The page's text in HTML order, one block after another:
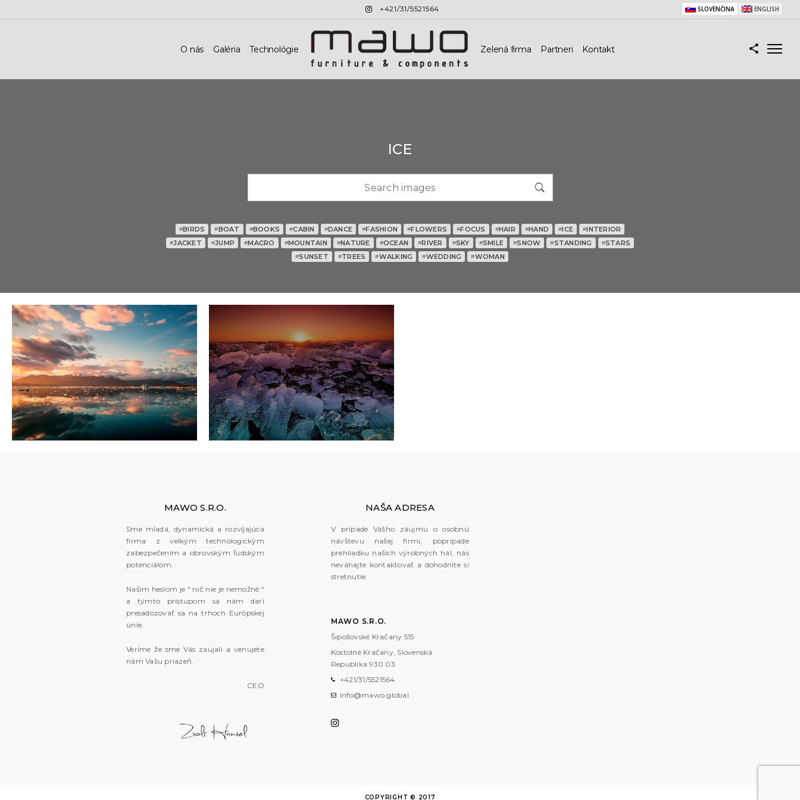
+421/31/5521564 SLOVENČINA ENGLISH
O nás Galéria Technológie Zelená firma Partneri Kontakt
ICE
#BIRDS #BOAT #BOOKS #CABIN #DANCE #FASHION #FLOWERS #FOCUS #HAIR #HAND #ICE #INTERIOR
#JACKET #JUMP #MACRO #MOUNTAIN #NATURE #OCEAN #RIVER #SKY #SMILE #SNOW #STANDING #STARS
#SUNSET #TREES #WALKING #WEDDING #WOMAN
0
MAWO S.R.O.
Sme mladá, dynamická a rozvíjajúca
firma z velkým technologickým
zabezpečením a obrovským ľudským
potenciálom.
Našim heslom je “ nič nie je nemožné “
a týmto prístupom sa nám darí
presadozovať sa na trhoch Európskej
únie.
Veríme že sme Vás zaujali a venujete
nám Vašu priazeň.
CEO
NAŠA ADRESA
V prípade Vášho záujmu o osobnú
návštevu našej firmi, poprípade
prehliadku našich výrobných hál, nás
neváhajte kontaktovať a dohodnite si
stretnutie.
MAWO S.R.O.
Šipošovské Kračany 515
Kostolné Kračany, Slovenská
Republika 930 03
+421/31/5521564
info@mawo.global
COPYRIGHT © 2017